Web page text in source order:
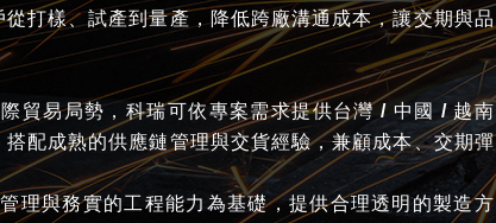
打樣、試產到量產，降低跨廠溝通成本，讓交期與品
貿易局勢，科瑞可依專案需求提供台灣 / 中國 / 越南
配成熟的供應鏈管理與交貨經驗，兼顧成本、交期彈
與務實的工程能力為基礎，提供合理透明的製造方